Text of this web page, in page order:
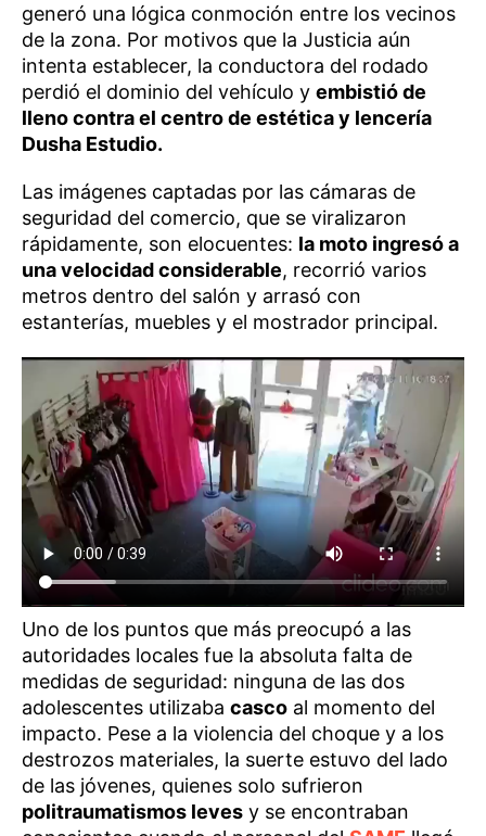
generó una lógica conmoción entre los vecinos
de la zona. Por motivos que la Justicia aún
intenta establecer, la conductora del rodado
perdió el dominio del vehículo y embistió de
lleno contra el centro de estética y lencería
Dusha Estudio.
Las imágenes captadas por las cámaras de
seguridad del comercio, que se viralizaron
rápidamente, son elocuentes: la moto ingresó a
una velocidad considerable, recorrió varios
metros dentro del salón y arrasó con
estanterías, muebles y el mostrador principal.
Uno de los puntos que más preocupó a las
autoridades locales fue la absoluta falta de
medidas de seguridad: ninguna de las dos
adolescentes utilizaba casco al momento del
impacto. Pese a la violencia del choque y a los
destrozos materiales, la suerte estuvo del lado
de las jóvenes, quienes solo sufrieron
politraumatismos leves y se encontraban